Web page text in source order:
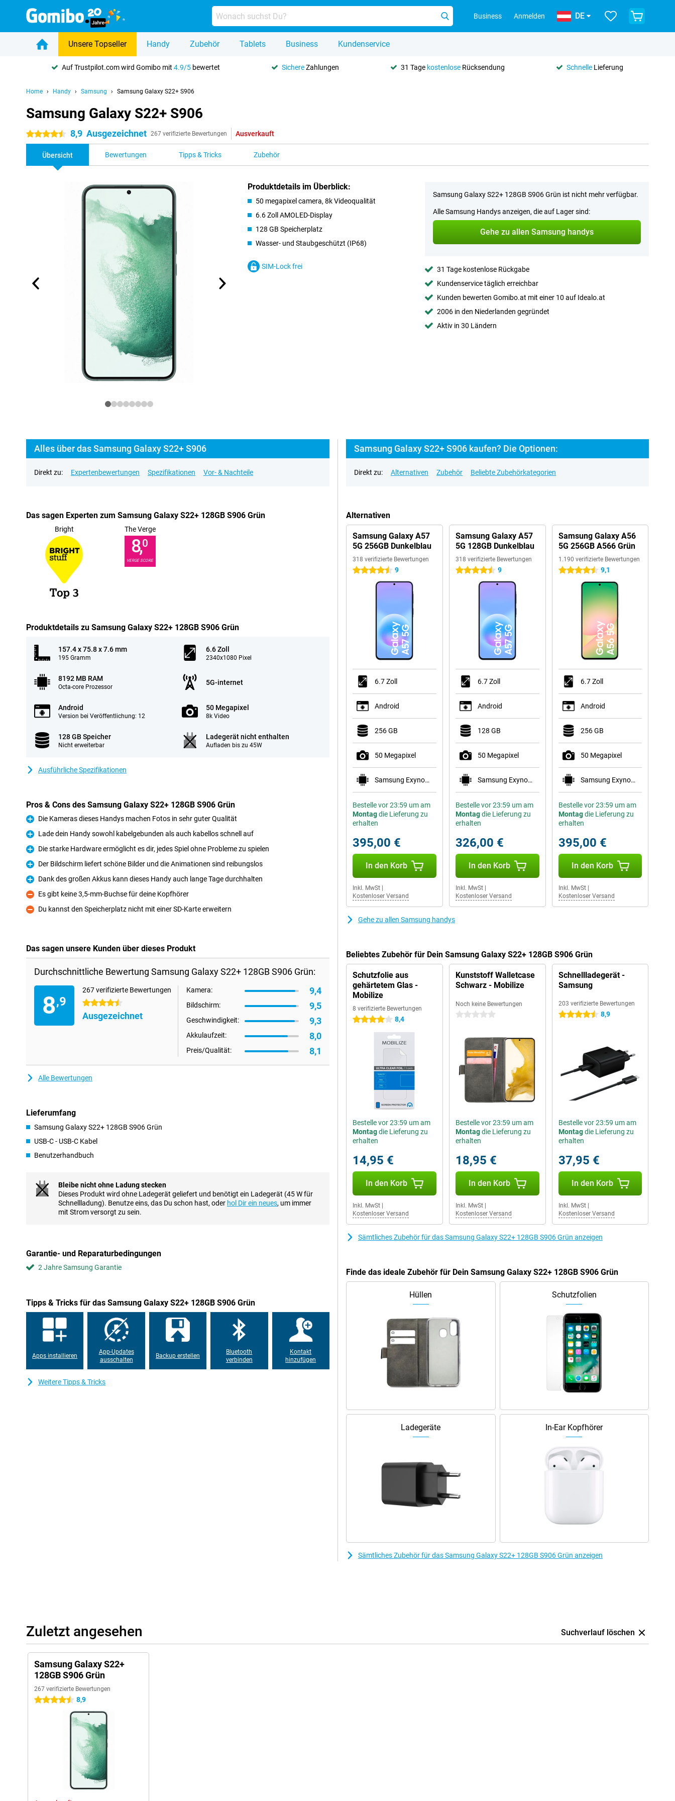
Business Anmelden DE
Unsere Topseller Handy Zubehör Tablets Business Kundenservice
Auf Trustpilot.com wird Gomibo mit4.9/5 bewertet SichereZahlungen 31 Tage kostenloseRücksendung SchnelleLieferung
Home Handy Samsung Samsung Galaxy S22+ S906
Samsung Galaxy S22+ S906
4.5 Sterne 8,9 Ausgezeichnet 267 verifizierte Bewertungen Ausverkauft
Übersicht Bewertungen Tipps & Tricks Zubehör
Produktdetails im Überblick:
50 megapixel camera, 8k Videoqualität
6.6 Zoll AMOLED-Display
128 GB Speicherplatz
Wasser- und Staubgeschützt (IP68)
SIM-Lock frei
Samsung Galaxy S22+ 128GB S906 Grün ist nicht mehr verfügbar.
Alle Samsung Handys anzeigen, die auf Lager sind:
Gehe zu allen Samsung handys
31 Tage kostenlose Rückgabe
Kundenservice täglich erreichbar
Kunden bewerten Gomibo.at mit einer 10 auf Idealo.at
2006 in den Niederlanden gegründet
Aktiv in 30 Ländern
Alles über das Samsung Galaxy S22+ S906
Direkt zu: Expertenbewertungen Spezifikationen Vor- & Nachteile
Das sagen Experten zum Samsung Galaxy S22+ 128GB S906 Grün
Bright The Verge
8,0
VERGE SCORE
Produktdetails zu Samsung Galaxy S22+ 128GB S906 Grün
157.4 x 75.8 x 7.6 mm
195 Gramm
6.6 Zoll
2340x1080 Pixel
8192 MB RAM
Octa-core Prozessor
5G-internet
Android
Version bei Veröffentlichung: 12
50 Megapixel
8k Video
128 GB Speicher
Nicht erweiterbar
Ladegerät nicht enthalten
Aufladen bis zu 45W
Ausführliche Spezifikationen
Pros & Cons des Samsung Galaxy S22+ 128GB S906 Grün
Pro
Die Kameras dieses Handys machen Fotos in sehr guter Qualität
Pro
Lade dein Handy sowohl kabelgebunden als auch kabellos schnell auf
Pro
Die starke Hardware ermöglicht es dir, jedes Spiel ohne Probleme zu spielen
Pro
Der Bildschirm liefert schöne Bilder und die Animationen sind reibungslos
Pro
Dank des großen Akkus kann dieses Handy auch lange Tage durchhalten
Kontra
Es gibt keine 3,5-mm-Buchse für deine Kopfhörer
Kontra
Du kannst den Speicherplatz nicht mit einer SD-Karte erweitern
Das sagen unsere Kunden über dieses Produkt
Durchschnittliche Bewertung Samsung Galaxy S22+ 128GB S906 Grün:
8,9
267 verifizierte Bewertungen
4.5 Sterne
Ausgezeichnet
Kamera: 9,4
Bildschirm: 9,5
Geschwindigkeit: 9,3
Akkulaufzeit: 8,0
Preis/Qualität: 8,1
Alle Bewertungen
Lieferumfang
Samsung Galaxy S22+ 128GB S906 Grün
USB-C - USB-C Kabel
Benutzerhandbuch
Bleibe nicht ohne Ladung stecken
Dieses Produkt wird ohne Ladegerät geliefert und benötigt ein Ladegerät (45 W für
Schnellladung). Benutze eins, das Du schon hast, oder hol Dir ein neues, um immer
mit Strom versorgt zu sein.
Garantie- und Reparaturbedingungen
2 Jahre Samsung Garantie
Tipps & Tricks für das Samsung Galaxy S22+ 128GB S906 Grün
Apps installieren
App-Updates
ausschalten
Backup erstellen
Bluetooth
verbinden
Kontakt
hinzufügen
Weitere Tipps & Tricks
Samsung Galaxy S22+ S906 kaufen? Die Optionen:
Direkt zu: Alternativen Zubehör Beliebte Zubehörkategorien
Alternativen
Samsung Galaxy A57
5G 256GB Dunkelblau
318 verifizierte Bewertungen
4.5 Sterne 9
6.7 Zoll
Android
256 GB
50 Megapixel
Samsung Exynos 1680
Bestelle vor 23:59 um am
Montagdie Lieferung zu
erhalten
395,00 €
In den Korb
Inkl. MwSt
Kostenloser Versand
Samsung Galaxy A57
5G 128GB Dunkelblau
318 verifizierte Bewertungen
4.5 Sterne 9
6.7 Zoll
Android
128 GB
50 Megapixel
Samsung Exynos 1680
Bestelle vor 23:59 um am
Montagdie Lieferung zu
erhalten
326,00 €
In den Korb
Inkl. MwSt|
Kostenloser Versand
Samsung Galaxy A56
5G 256GB A566 Grün
1.190 verifizierte Bewertungen
4.5 Sterne 9,1
6.7 Zoll
Android
256 GB
50 Megapixel
Samsung Exynos 1580
Bestelle vor 23:59 um am
Montagdie Lieferung zu
erhalten
395,00 €
In den Korb
Inkl. MwSt|
Kostenloser Versand
Gehe zu allen Samsung handys
Beliebtes Zubehör für Dein Samsung Galaxy S22+ 128GB S906 Grün
Schutzfolie aus
gehärtetem Glas -
Mobilize
8 verifizierte Bewertungen
4 Sterne 8,4
Bestelle vor 23:59 um am
Montagdie Lieferung zu
erhalten
14,95 €
In den Korb
Inkl. MwSt
Kostenloser Versand
Kunststoff Walletcase
Schwarz - Mobilize
Noch keine Bewertungen
0 Sterne
Bestelle vor 23:59 um am
Montagdie Lieferung zu
erhalten
18,95 €
In den Korb
Inkl. MwSt|
Kostenloser Versand
Schnellladegerät -
Samsung
203 verifizierte Bewertungen
4.5 Sterne 8,9
Bestelle vor 23:59 um am
Montagdie Lieferung zu
erhalten
37,95 €
In den Korb
Inkl. MwSt|
Kostenloser Versand
Sämtliches Zubehör für das Samsung Galaxy S22+ 128GB S906 Grün anzeigen
Finde das ideale Zubehör für Dein Samsung Galaxy S22+ 128GB S906 Grün
Hüllen Schutzfolien
Ladegeräte In-Ear Kopfhörer
Sämtliches Zubehör für das Samsung Galaxy S22+ 128GB S906 Grün anzeigen
Zuletzt angesehen Suchverlauf löschen
Samsung Galaxy S22+
128GB S906 Grün
267 verifizierte Bewertungen
4.5 Sterne 8,9